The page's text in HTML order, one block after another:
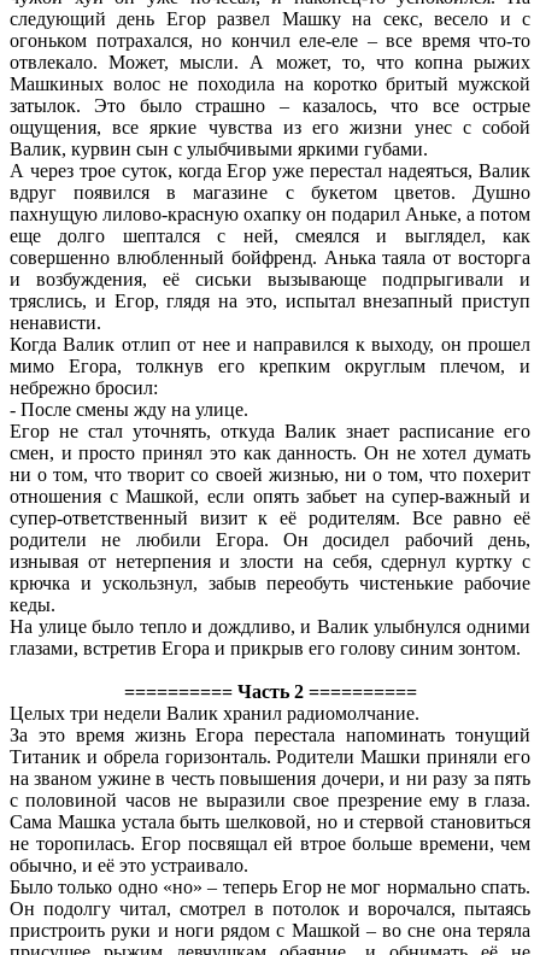
следующий день Егор развел Машку на секс, весело и с
огоньком потрахался, но кончил еле-еле – все время что-то
отвлекало. Может, мысли. А может, то, что копна рыжих
Машкиных волос не походила на коротко бритый мужской
затылок. Это было страшно – казалось, что все острые
ощущения, все яркие чувства из его жизни унес с собой
Валик, курвин сын с улыбчивыми яркими губами.
А через трое суток, когда Егор уже перестал надеяться, Валик
вдруг появился в магазине с букетом цветов. Душно
пахнущую лилово-красную охапку он подарил Аньке, а потом
еще долго шептался с ней, смеялся и выглядел, как
совершенно влюбленный бойфренд. Анька таяла от восторга
и возбуждения, её сиськи вызывающе подпрыгивали и
тряслись, и Егор, глядя на это, испытал внезапный приступ
ненависти.
Когда Валик отлип от нее и направился к выходу, он прошел
мимо Егора, толкнув его крепким округлым плечом, и
небрежно бросил:
- После смены жду на улице.
Егор не стал уточнять, откуда Валик знает расписание его
смен, и просто принял это как данность. Он не хотел думать
ни о том, что творит со своей жизнью, ни о том, что похерит
отношения с Машкой, если опять забьет на супер-важный и
супер-ответственный визит к её родителям. Все равно её
родители не любили Егора. Он досидел рабочий день,
изнывая от нетерпения и злости на себя, сдернул куртку с
крючка и ускользнул, забыв переобуть чистенькие рабочие
кеды.
На улице было тепло и дождливо, и Валик улыбнулся одними
глазами, встретив Егора и прикрыв его голову синим зонтом.
========== Часть 2 ==========
Целых три недели Валик хранил радиомолчание.
За это время жизнь Егора перестала напоминать тонущий
Титаник и обрела горизонталь. Родители Машки приняли его
на званом ужине в честь повышения дочери, и ни разу за пять
с половиной часов не выразили свое презрение ему в глаза.
Сама Машка устала быть шелковой, но и стервой становиться
не торопилась. Егор посвящал ей втрое больше времени, чем
обычно, и её это устраивало.
Было только одно «но» – теперь Егор не мог нормально спать.
Он подолгу читал, смотрел в потолок и ворочался, пытаясь
пристроить руки и ноги рядом с Машкой – во сне она теряла